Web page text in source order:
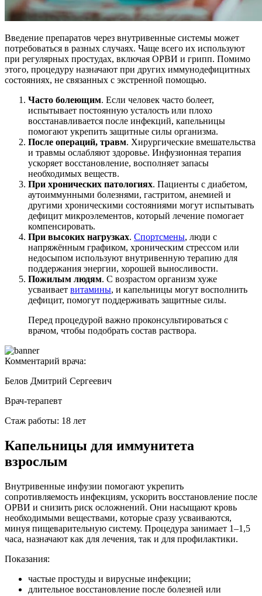
Введение препаратов через внутривенные системы может
потребоваться в разных случаях. Чаще всего их используют
при регулярных простудах, включая ОРВИ и грипп. Помимо
этого, процедуру назначают при других иммунодефицитных
состояниях, не связанных с экстренной помощью.
Часто болеющим. Если человек часто болеет,
испытывает постоянную усталость или плохо
восстанавливается после инфекций, капельницы
помогают укрепить защитные силы организма.
После операций, травм. Хирургические вмешательства
и травмы ослабляют здоровье. Инфузионная терапия
ускоряет восстановление, восполняет запасы
необходимых веществ.
При хронических патологиях. Пациенты с диабетом,
аутоиммунными болезнями, гастритом, анемией и
другими хроническими состояниями могут испытывать
дефицит микроэлементов, который лечение помогает
компенсировать.
При высоких нагрузках. Спортсмены, люди с
напряжённым графиком, хроническим стрессом или
недосыпом используют внутривенную терапию для
поддержания энергии, хорошей выносливости.
Пожилым людям. С возрастом организм хуже
усваивает витамины, и капельницы могут восполнить
дефицит, помогут поддерживать защитные силы.
Перед процедурой важно проконсультироваться с
врачом, чтобы подобрать состав раствора.
Комментарий врача:
Белов Дмитрий Сергеевич
Врач-терапевт
Стаж работы: 18 лет
Капельницы для иммунитета
взрослым
Внутривенные инфузии помогают укрепить
сопротивляемость инфекциям, ускорить восстановление после
ОРВИ и снизить риск осложнений. Они насыщают кровь
необходимыми веществами, которые сразу усваиваются,
минуя пищеварительную систему. Процедура занимает 1–1,5
часа, назначают как для лечения, так и для профилактики.
Показания:
частые простуды и вирусные инфекции;
длительное восстановление после болезней или